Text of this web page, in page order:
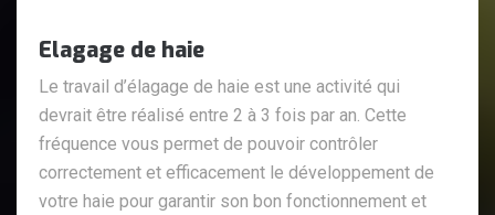
Elagage de haie
Le travail d’élagage de haie est une activité qui
devrait être réalisé entre 2 à 3 fois par an. Cette
fréquence vous permet de pouvoir contrôler
correctement et efficacement le développement de
votre haie pour garantir son bon fonctionnement et